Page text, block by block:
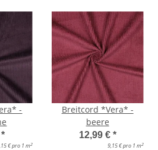
-
*
€ pro 1 m2
Breitcord *Vera* -
beere
12,99 € *
9,15 € pro 1 m2